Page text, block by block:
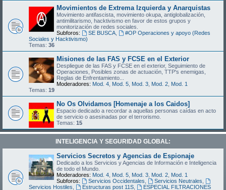
Movimientos de Extrema Izquierda y Anarquistas
Movimiento antifascista, movimiento okupa, antiglobalización,
antimilitarismo, hacktivismo en favor de estos grupos y
monitorización de redes sociales.
Subforos:
SE BUSCA,
#OP Operaciones y apoyo (Redes
Sociales y Hacktivismo)
Temas: 36
Misiones de las FAS y FCSE en el Exterior
Despliegue de las FAS y FCSE en el exterior, Seguimiento de
Operaciones, Posibles zonas de actuación, TTP's enemigas,
Reglas de Enfrentamiento...
Moderadores: Mod. 4 Mod. 5 Mod. 3 Mod. 2 Mod. 1
Temas: 19
No Os Olvidamos [Homenaje a los Caidos]
Espacio dedicado a recordar a aquellas personas caídas en acto
de servicio o asesinadas por el terrorismo.
Temas: 15
INTELIGENCIA Y SEGURIDAD GLOBAL:
Servicios Secretos y Agencias de Espionaje
Dedicado a los Servicios y Agencias de Información e Inteligencia
de todo el Mundo.
Moderadores: Mod. 4 Mod. 5 Mod. 3 Mod. 2 Mod. 1
Subforos:
Servicios Occidentales Servicios Neutrales
Servicios Hostiles
Estructuras post 11S,
ESPECIAL FILTRACIONES